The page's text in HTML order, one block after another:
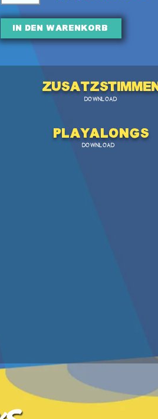
In den Warenkorb
Zusatzstimmen
DOWNLOAD
PlayAlongs
DOWNLOAD